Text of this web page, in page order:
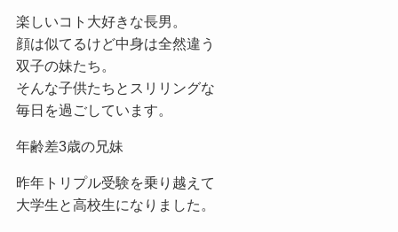
楽しいコト大好きな長男。
顔は似てるけど中身は全然違う
双子の妹たち。
そんな子供たちとスリリングな
毎日を過ごしています。
年齢差3歳の兄妹
昨年トリプル受験を乗り越えて
大学生と高校生になりました。